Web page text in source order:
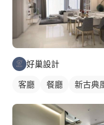
好巢設計
客廳 餐廳 新古典